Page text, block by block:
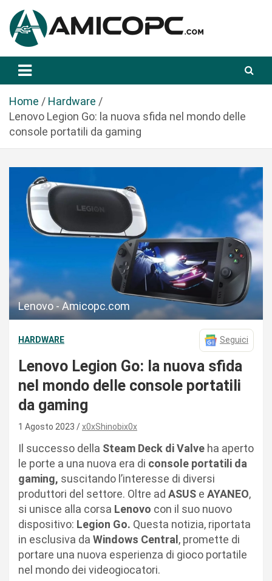
a
Amicopc.com
Home
Hardware
Lenovo Legion Go: la nuova sfida nel mondo delle
console portatili da gaming
Lenovo - Amicopc.com
HARDWARE Seguici
Lenovo Legion Go: la nuova sfida
nel mondo delle console portatili
da gaming
1 Agosto 2023 x0xShinobix0x
Il successo della Steam Deck di Valve ha aperto
le porte a una nuova era di console portatili da
gaming, suscitando l’interesse di diversi
produttori del settore. Oltre ad ASUS e AYANEO,
si unisce alla corsa Lenovo con il suo nuovo
dispositivo: Legion Go. Questa notizia, riportata
in esclusiva da Windows Central, promette di
portare una nuova esperienza di gioco portatile
nel mondo dei videogiocatori.